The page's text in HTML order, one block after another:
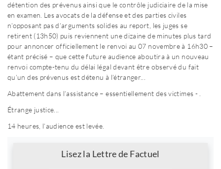
détention des prévenus ainsi que le contrôle judiciaire de la mise
en examen. Les avocats de la défense et des parties civiles
n’opposant pas d’arguments solides au report, les juges se
retirent (13h50) puis reviennent une dizaine de minutes plus tard
pour annoncer officiellement le renvoi au 07 novembre à 16h30 –
étant précisé – que cette future audience aboutira à un nouveau
renvoi compte-tenu du délai légal devant être observé du fait
qu’un des prévenus est détenu à l’étranger...
Abattement dans l’assistance – essentiellement des victimes - .
Étrange justice...
14 heures, l’audience est levée.
Lisez la Lettre de Factuel